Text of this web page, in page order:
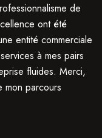
de
ont été
entité commerciale
à mes pairs
fluides. Merci,
mon parcours